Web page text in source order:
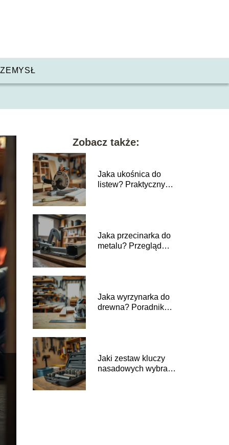
Zobacz także:
Jaka ukośnica do
listew? Praktyczny
Jaka przecinarka do
metalu? Przegląd
Jaka wyrzynarka do
drewna? Poradnik
Jaki zestaw kluczy
nasadowych wybrać